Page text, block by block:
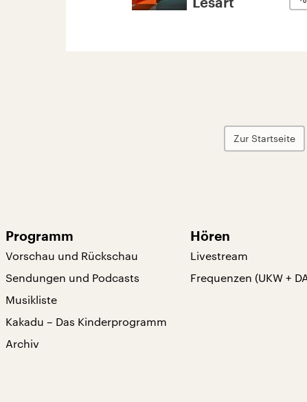
Lesart
Zur Startseite
Programm
Vorschau und Rückschau
Sendungen und Podcasts
Musikliste
Kakadu – Das Kinderprogramm
Archiv
Hören
Livestream
Frequenzen (UKW +